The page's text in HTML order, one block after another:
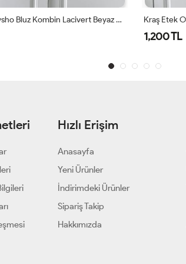
Kraş Etek Oysho Bluz Kombin Lacivert Beyaz Ekru Lacivert
1,200 TL
Hızlı Erişim
Anasayfa
Yeni Ürünler
İndirimdeki Ürünler
Sipariş Takip
Hakkımızda